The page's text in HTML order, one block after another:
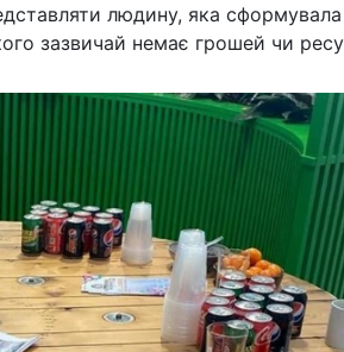
людину, яка
зазвичай немає грошей чи